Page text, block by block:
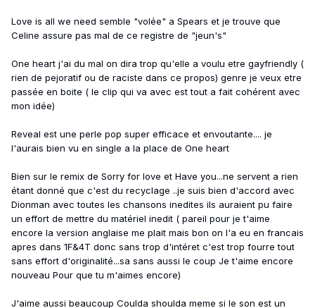
Love is all we need semble "volée" a Spears et je trouve que
Celine assure pas mal de ce registre de "jeun's"
One heart j'ai du mal on dira trop qu'elle a voulu etre gayfriendly (
rien de pejoratif ou de raciste dans ce propos) genre je veux etre
passée en boite ( le clip qui va avec est tout a fait cohérent avec
mon idée)
Reveal est une perle pop super efficace et envoutante.... je
l'aurais bien vu en single a la place de One heart
Bien sur le remix de Sorry for love et Have you...ne servent a rien
étant donné que c'est du recyclage ..je suis bien d'accord avec
Dionman avec toutes les chansons inedites ils auraient pu faire
un effort de mettre du matériel inedit ( pareil pour je t'aime
encore la version anglaise me plait mais bon on l'a eu en francais
apres dans 1F&4T donc sans trop d'intéret c'est trop fourre tout
sans effort d'originalité...sa sans aussi le coup Je t'aime encore
nouveau Pour que tu m'aimes encore)
J'aime aussi beaucoup Coulda shoulda meme si le son est un